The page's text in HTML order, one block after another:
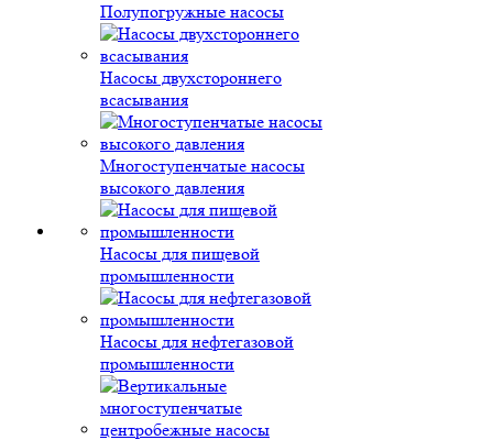
Полупогружные насосы
Насосы двухстороннего
всасывания
Многоступенчатые насосы
высокого давления
Насосы для пищевой
промышленности
Насосы для нефтегазовой
промышленности